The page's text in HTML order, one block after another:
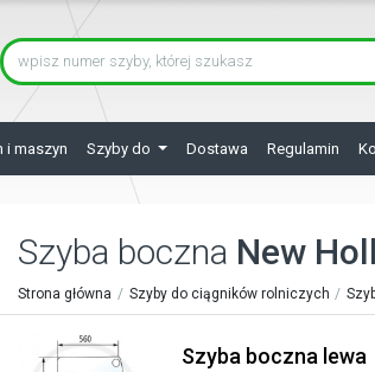
i maszyn Szyby do Dostawa Regulamin
Szyba boczna New
Strona główna Szyby do ciągników rolniczych
Szyba boczna lewa